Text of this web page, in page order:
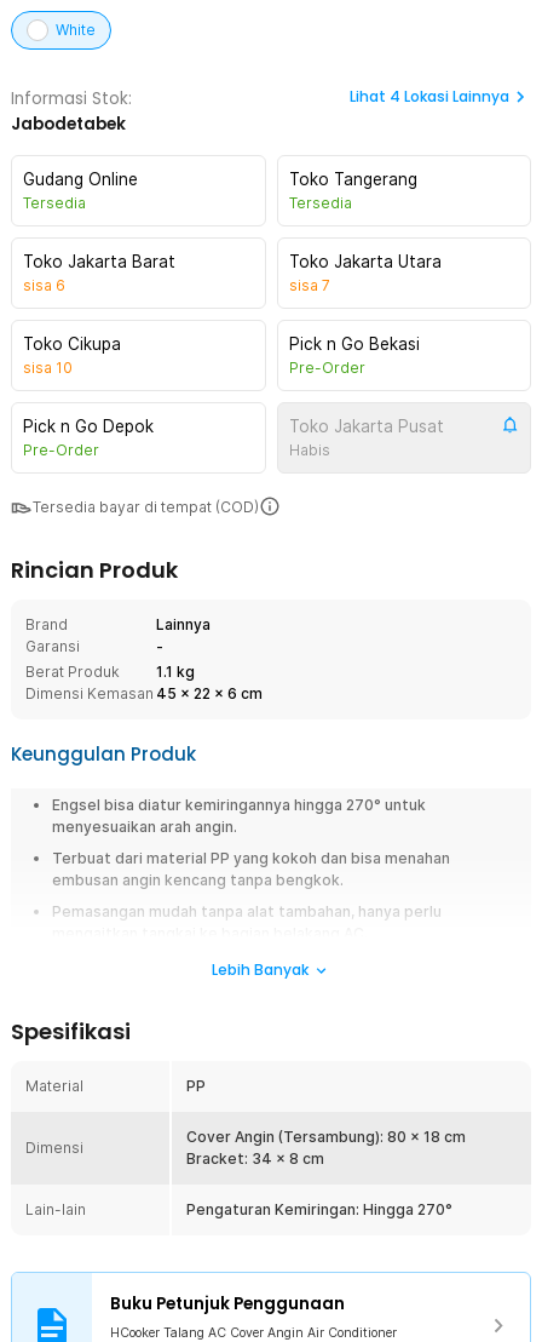
White
Informasi Stok:
Jabodetabek
Lihat 4 Lokasi Lainnya
Gudang Online
Tersedia
Toko Tangerang
Tersedia
Toko Jakarta Barat
sisa 6
Toko Jakarta Utara
sisa 7
Toko Cikupa
sisa 10
Pick n Go Bekasi
Pre-Order
Pick n Go Depok
Pre-Order
Toko Jakarta Pusat
Habis
Tersedia bayar di tempat (COD)
Rincian Produk
Brand
Lainnya
Garansi
-
Berat Produk
1.1 kg
Dimensi Kemasan 45 x 22 x 6 cm
Keunggulan Produk
Engsel bisa diatur kemiringannya hingga 270° untuk
menyesuaikan arah angin.
Terbuat dari material PP yang kokoh dan bisa menahan
embusan angin kencang tanpa bengkok.
Pemasangan mudah tanpa alat tambahan, hanya perlu
menggunakan cover angin AC dari HCooker. Alat ini dapat menghalau
sehingga lebih nyaman. Praktis karena kemiringannya dapat diatur
panjang.
kebutuhan sehingga dapat menghalau embusan angin dengan
maksimal.
Lebih Banyak
Spesifikasi
Material PP
Dimensi
Cover Angin (Tersambung): 80 x 18 cm
Bracket: 34 x 8 cm
Lain-lain Pengaturan Kemiringan: Hingga 270°
Buku Petunjuk Penggunaan
HCooker Talang AC Cover Angin Air Conditioner